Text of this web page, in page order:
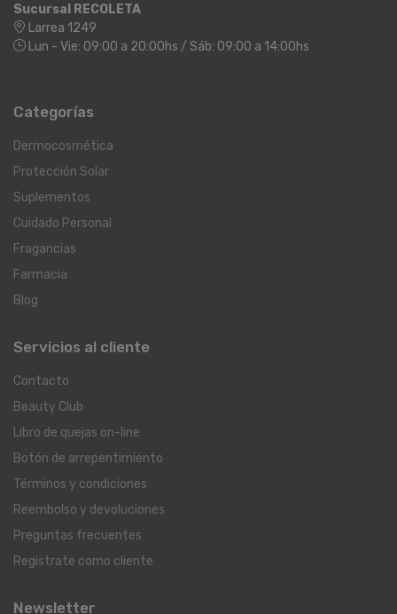
Sucursal RECOLETA
Larrea 1249
Lun - Vie: 09:00 a 20:00hs / Sáb: 09:00 a 14:00hs
Categorías
Dermocosmética
Protección Solar
Suplementos
Cuidado Personal
Fragancias
Farmacia
Blog
Servicios al cliente
Contacto
Beauty Club
Libro de quejas on-line
Botón de arrepentimiento
Términos y condiciones
Reembolso y devoluciones
Preguntas frecuentes
Registrate como cliente
Newsletter